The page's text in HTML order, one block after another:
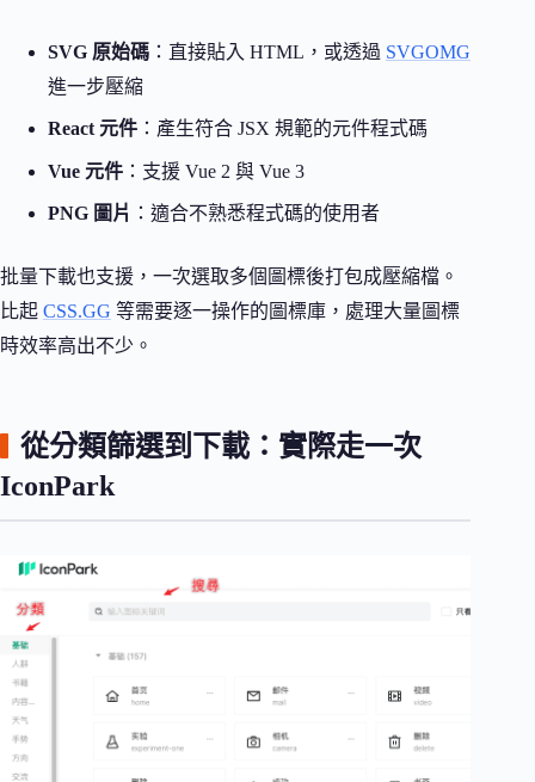
SVG 原始碼 ：直接貼入 HTML，或透過 SVGOMG
進一步壓縮
React 元件 ：產生符合 JSX 規範的元件程式碼
Vue 元件 ：支援 Vue 2 與 Vue 3
PNG 圖片 ：適合不熟悉程式碼的使用者
批量下載也支援，一次選取多個圖標後打包成壓縮檔。
比起 CSS.GG 等需要逐一操作的圖標庫，處理大量圖標
時效率高出不少。
從分類篩選到下載：實際走一次
IconPark